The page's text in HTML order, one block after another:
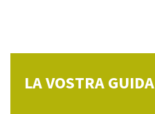
LA VOSTRA GUIDA